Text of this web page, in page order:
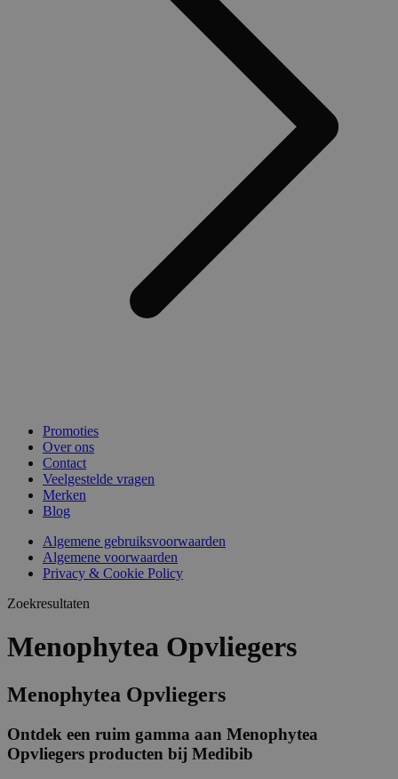
Promoties
Over ons
Contact
Veelgestelde vragen
Merken
Blog
Algemene gebruiksvoorwaarden
Algemene voorwaarden
Privacy & Cookie Policy
Zoekresultaten
Menophytea Opvliegers
Menophytea Opvliegers
Ontdek een ruim gamma aan Menophytea
Opvliegers producten bij Medibib